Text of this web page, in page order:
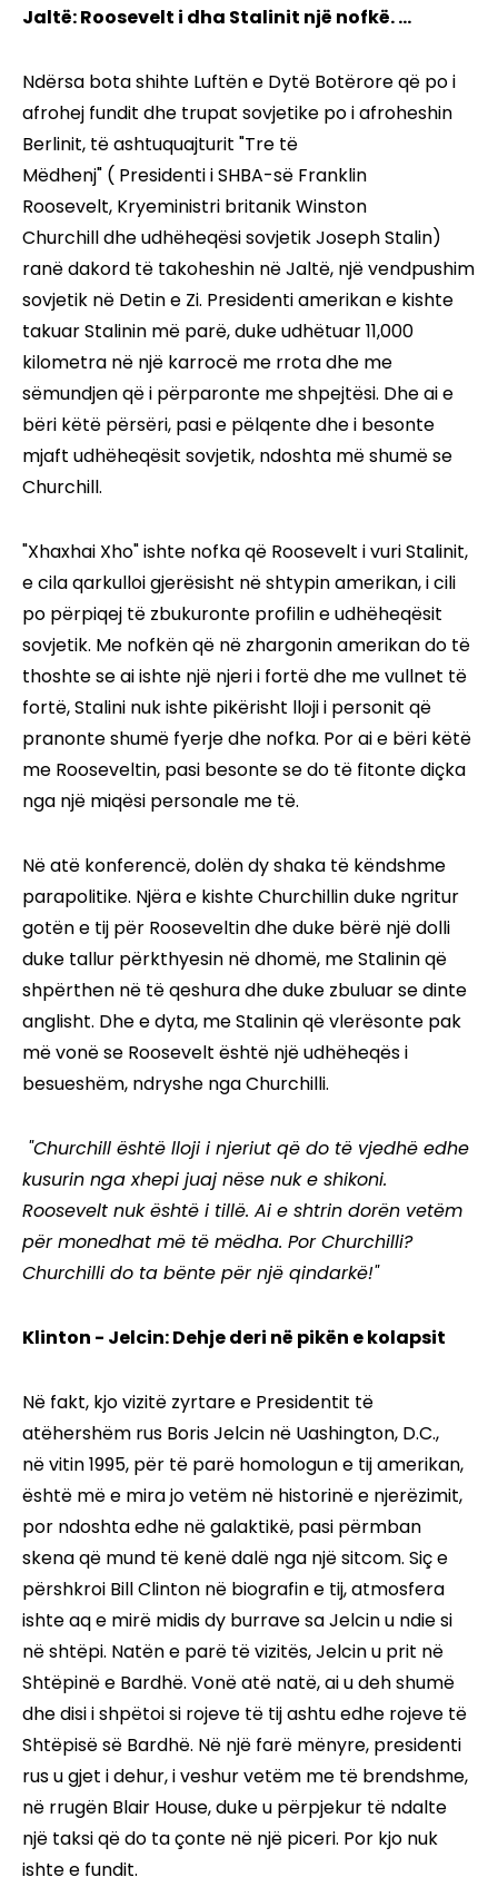
Jaltë: Roosevelt i dha Stalinit një nofkë. ...
Ndërsa bota shihte Luftën e Dytë Botërore që po i
afrohej fundit dhe trupat sovjetike po i afroheshin
Berlinit, të ashtuquajturit "Tre të
Mëdhenj" ( Presidenti i SHBA-së Franklin
Roosevelt, Kryeministri britanik Winston
Churchill dhe udhëheqësi sovjetik Joseph Stalin)
ranë dakord të takoheshin në Jaltë, një vendpushim
sovjetik në Detin e Zi. Presidenti amerikan e kishte
takuar Stalinin më parë, duke udhëtuar 11,000
kilometra në një karrocë me rrota dhe me
sëmundjen që i përparonte me shpejtësi. Dhe ai e
bëri këtë përsëri, pasi e pëlqente dhe i besonte
mjaft udhëheqësit sovjetik, ndoshta më shumë se
Churchill.
"Xhaxhai Xho" ishte nofka që Roosevelt i vuri Stalinit,
e cila qarkulloi gjerësisht në shtypin amerikan, i cili
po përpiqej të zbukuronte profilin e udhëheqësit
sovjetik. Me nofkën që në zhargonin amerikan do të
thoshte se ai ishte një njeri i fortë dhe me vullnet të
fortë, Stalini nuk ishte pikërisht lloji i personit që
pranonte shumë fyerje dhe nofka. Por ai e bëri këtë
me Rooseveltin, pasi besonte se do të fitonte diçka
nga një miqësi personale me të.
Në atë konferencë, dolën dy shaka të këndshme
parapolitike. Njëra e kishte Churchillin duke ngritur
gotën e tij për Rooseveltin dhe duke bërë një dolli
duke tallur përkthyesin në dhomë, me Stalinin që
shpërthen në të qeshura dhe duke zbuluar se dinte
anglisht. Dhe e dyta, me Stalinin që vlerësonte pak
më vonë se Roosevelt është një udhëheqës i
besueshëm, ndryshe nga Churchilli.
"Churchill është lloji i njeriut që do të vjedhë edhe
kusurin nga xhepi juaj nëse nuk e shikoni.
Roosevelt nuk është i tillë. Ai e shtrin dorën vetëm
për monedhat më të mëdha. Por Churchilli?
Churchilli do ta bënte për një qindarkë!"
Klinton - Jelcin: Dehje deri në pikën e kolapsit
Në fakt, kjo vizitë zyrtare e Presidentit të
atëhershëm rus Boris Jelcin në Uashington, D.C.,
në vitin 1995, për të parë homologun e tij amerikan,
është më e mira jo vetëm në historinë e njerëzimit,
por ndoshta edhe në galaktikë, pasi përmban
skena që mund të kenë dalë nga një sitcom. Siç e
përshkroi Bill Clinton në biografin e tij, atmosfera
ishte aq e mirë midis dy burrave sa Jelcin u ndie si
në shtëpi. Natën e parë të vizitës, Jelcin u prit në
Shtëpinë e Bardhë. Vonë atë natë, ai u deh shumë
dhe disi i shpëtoi si rojeve të tij ashtu edhe rojeve të
Shtëpisë së Bardhë. Në një farë mënyre, presidenti
rus u gjet i dehur, i veshur vetëm me të brendshme,
në rrugën Blair House, duke u përpjekur të ndalte
një taksi që do ta çonte në një piceri. Por kjo nuk
ishte e fundit.